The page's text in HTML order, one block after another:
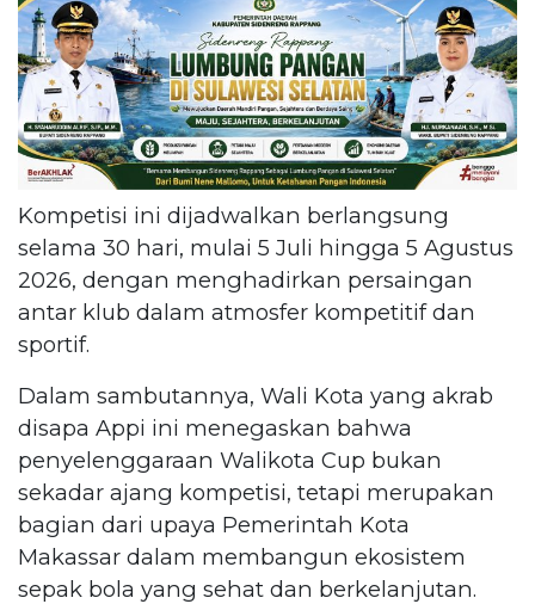
Kompetisi ini dijadwalkan berlangsung
selama 30 hari, mulai 5 Juli hingga 5 Agustus
2026, dengan menghadirkan persaingan
antar klub dalam atmosfer kompetitif dan
sportif.
Dalam sambutannya, Wali Kota yang akrab
disapa Appi ini menegaskan bahwa
penyelenggaraan Walikota Cup bukan
sekadar ajang kompetisi, tetapi merupakan
bagian dari upaya Pemerintah Kota
Makassar dalam membangun ekosistem
sepak bola yang sehat dan berkelanjutan.